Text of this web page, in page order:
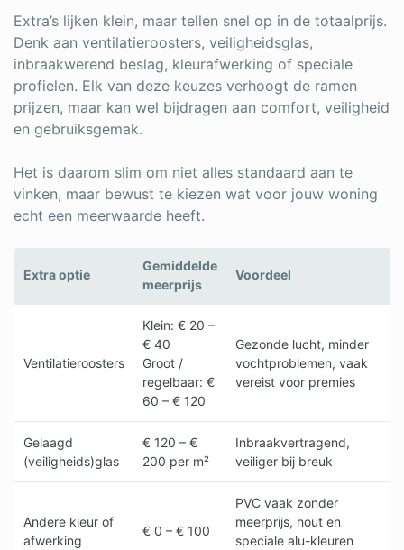
Extra’s lijken klein, maar tellen snel op in de totaalprijs.
Denk aan ventilatieroosters, veiligheidsglas,
inbraakwerend beslag, kleurafwerking of speciale
profielen. Elk van deze keuzes verhoogt de ramen
prijzen, maar kan wel bijdragen aan comfort, veiligheid
en gebruiksgemak.
Het is daarom slim om niet alles standaard aan te
vinken, maar bewust te kiezen wat voor jouw woning
echt een meerwaarde heeft.
Extra optie
Gemiddelde
meerprijs
Voordeel
Ventilatieroosters
Klein: € 20 –
€ 40
Groot /
regelbaar: €
60 – € 120
Gezonde lucht, minder
vochtproblemen, vaak
vereist voor premies
Gelaagd
(veiligheids)glas
€ 120 – €
200 per m²
Inbraakvertragend,
veiliger bij breuk
Andere kleur of
afwerking
€ 0 – € 100
PVC vaak zonder
meerprijs, hout en
speciale alu-kleuren